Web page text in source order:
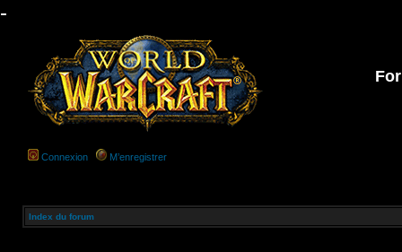
-
Connexion M’enregistrer
Index du forum